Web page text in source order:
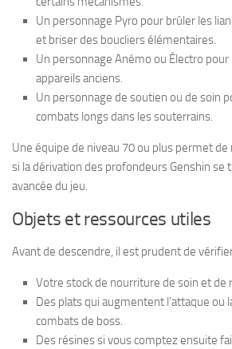
Un personnage Pyro pour brûler les
et briser des boucliers élémentaires.
Un personnage Anémo ou Électro
appareils anciens.
Un personnage de soutien ou de soin
combats longs dans les souterrains.
Une équipe de niveau 70 ou plus permet de
si la dérivation des profondeurs Genshin se
avancée du jeu.
Objets et ressources utiles
Avant de descendre, il est prudent de
Votre stock de nourriture de soin et de
Des plats qui augmentent l’attaque ou
combats de boss.
Des résines si vous comptez ensuite